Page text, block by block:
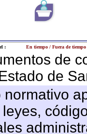
: En tiempo / Fuera de tiempo
de
de
normativo